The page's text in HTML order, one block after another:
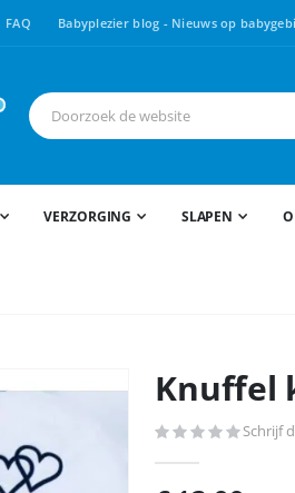
FAQ Babyplezier blog - Nieuws op
VERZORGING SLAPEN
Knuffel
Schrijf